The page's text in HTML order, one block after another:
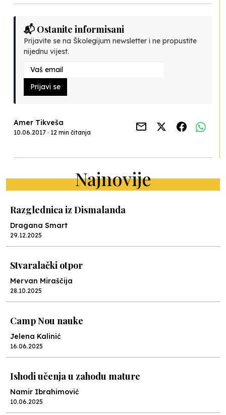
📬 Ostanite informisani
Prijavite se na Školegijum newsletter i ne propustite
nijednu vijest.
Prijavi se
Amer Tikveša
10.06.2017 · 12 min čitanja
Najnovije
Razglednica iz Dismalanda
Dragana Smart
29.12.2025
Stvaralački otpor
Mervan Miraščija
28.10.2025
Camp Nou nauke
Jelena Kalinić
16.06.2025
Ishodi učenja u zahodu mature
Namir Ibrahimović
10.06.2025